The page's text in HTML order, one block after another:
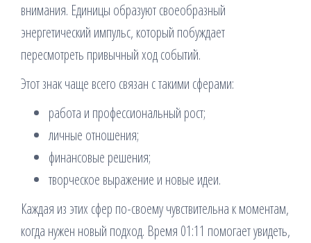
внимания. Единицы образуют своеобразный
энергетический импульс, который побуждает
пересмотреть привычный ход событий.
Этот знак чаще всего связан с такими сферами:
работа и профессиональный рост;
личные отношения;
финансовые решения;
творческое выражение и новые идеи.
Каждая из этих сфер по-своему чувствительна к моментам,
когда нужен новый подход. Время 01:11 помогает увидеть,